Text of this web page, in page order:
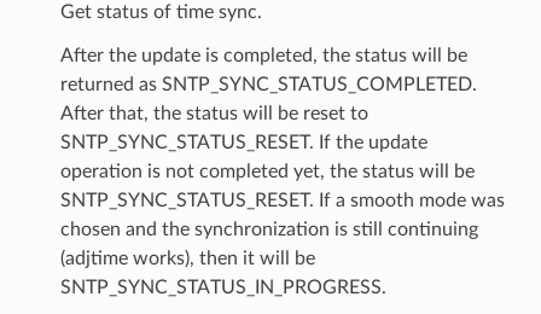
Get status of time sync.
After the update is completed, the status will be
returned as SNTP_SYNC_STATUS_COMPLETED.
After that, the status will be reset to
SNTP_SYNC_STATUS_RESET. If the update
operation is not completed yet, the status will be
SNTP_SYNC_STATUS_RESET. If a smooth mode was
chosen and the synchronization is still continuing
(adjtime works), then it will be
SNTP_SYNC_STATUS_IN_PROGRESS.